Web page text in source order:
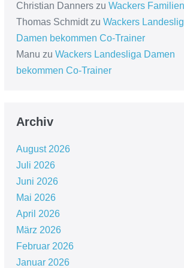
Christian Dannerszu Wackers
Thomas Schmidtzu Wackers
Damen bekommen Co-Trainer
Manu zu Wackers Landesliga Damen
bekommen Co-Trainer
Archiv
August 2026
Juli 2026
Juni 2026
Mai 2026
April 2026
März 2026
Februar 2026
Januar 2026